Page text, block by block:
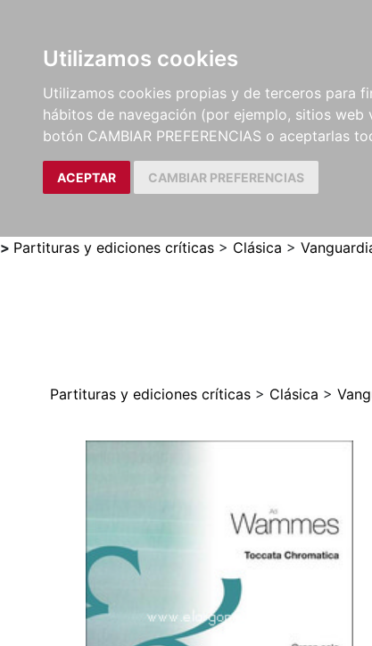
Utilizamos cookies
Utilizamos cookies propias y de terceros para
hábitos de navegación (por ejemplo, sitios web
botón CAMBIAR PREFERENCIAS o aceptarlas
ACEPTAR CAMBIAR PREFERENCIAS
LIBROS
MÉTODOS Y
EJERCICIOS
PARTITURAS Y
CRÍTICAS
> Partituras y ediciones críticas > Clásica >
Partituras y ediciones críticas > Clásica >